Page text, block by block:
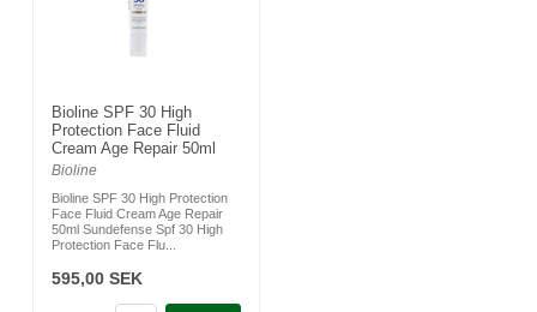
Bioline SPF 30 High
Protection Face Fluid
Cream Age Repair 50ml
Bioline
Bioline SPF 30 High Protection
Face Fluid Cream Age Repair
50ml Sundefense Spf 30 High
Protection Face Flu...
595,00 SEK